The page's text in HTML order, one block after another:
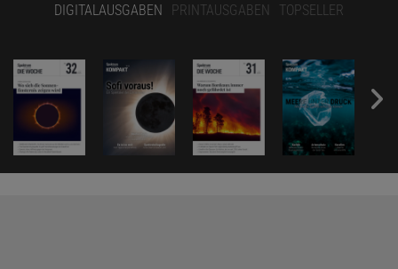
DIGITALAUSGABEN PRINTAUSGABEN TOPSELLER